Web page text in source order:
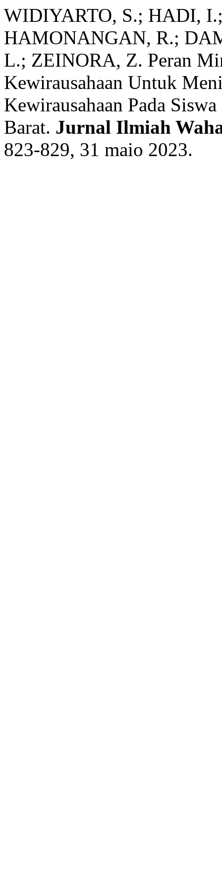
WIDIYARTO, S.; HADI,
HAMONANGAN, R.;
L.; ZEINORA, Z. Peran
Kewirausahaan Untuk
Kewirausahaan Pada
Barat. Jurnal Ilmiah
823-829, 31 maio 2023.